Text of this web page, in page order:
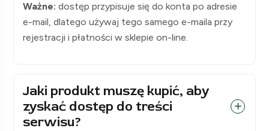
Ważne: dostęp przypisuje się do konta po adresie
e-mail, dlatego używaj tego samego e-maila przy
rejestracji i płatności w sklepie on-line.
Jaki produkt muszę kupić, aby
zyskać dostęp do treści
serwisu?